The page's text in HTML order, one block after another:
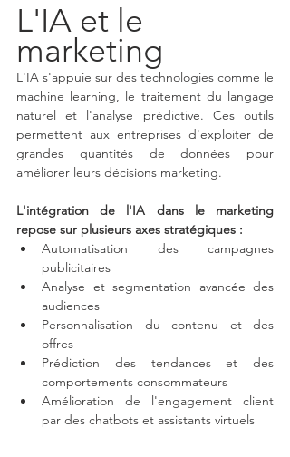
L'IA et le
marketing
L'IA s'appuie sur des technologies comme le
machine learning, le traitement du langage
naturel et l'analyse prédictive. Ces outils
permettent aux entreprises d'exploiter de
grandes quantités de données pour
améliorer leurs décisions marketing.
L'intégration de l'IA dans le marketing
repose sur plusieurs axes stratégiques :
Automatisation des campagnes
publicitaires
Analyse et segmentation avancée des
audiences
Personnalisation du contenu et des
offres
Prédiction des tendances et des
comportements consommateurs
Amélioration de l'engagement client
par des chatbots et assistants virtuels